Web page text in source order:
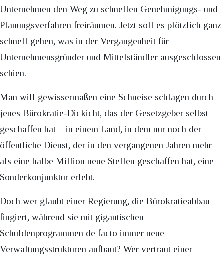
Unternehmen den Weg zu schnellen Genehmigungs- und
Planungsverfahren freiräumen. Jetzt soll es plötzlich ganz
schnell gehen, was in der Vergangenheit für
Unternehmensgründer und Mittelständler ausgeschlossen
schien.
Man will gewissermaßen eine Schneise schlagen durch
jenes Bürokratie-Dickicht, das der Gesetzgeber selbst
geschaffen hat – in einem Land, in dem nur noch der
öffentliche Dienst, der in den vergangenen Jahren mehr
als eine halbe Million neue Stellen geschaffen hat, eine
Sonderkonjunktur erlebt.
Doch wer glaubt einer Regierung, die Bürokratieabbau
fingiert, während sie mit gigantischen
Schuldenprogrammen de facto immer neue
Verwaltungsstrukturen aufbaut? Wer vertraut einer